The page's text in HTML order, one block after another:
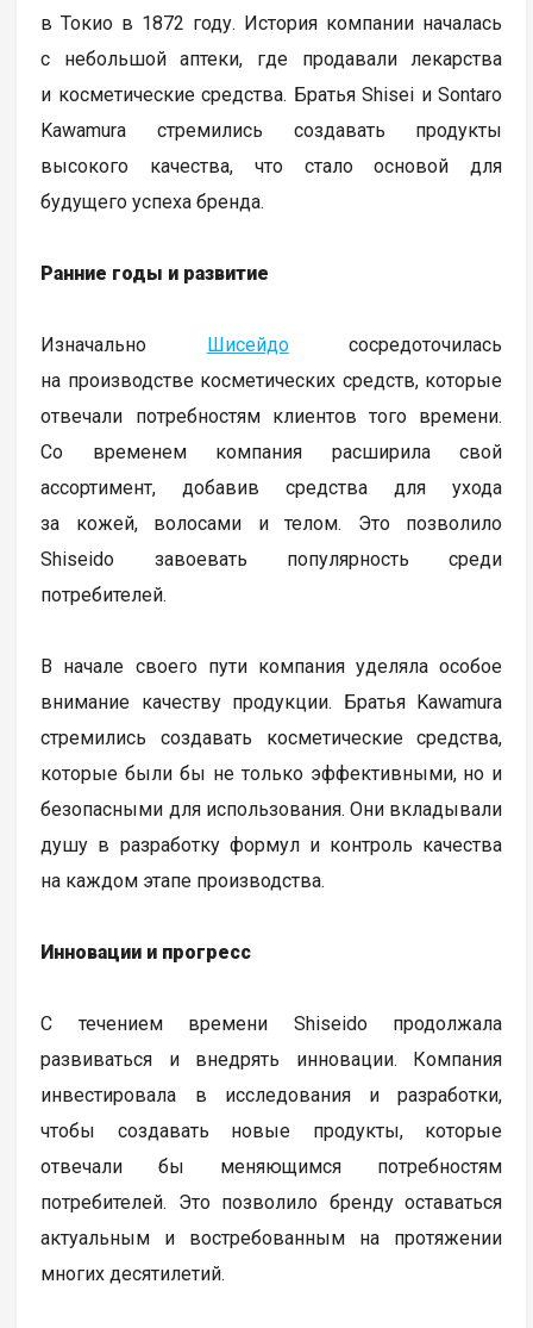
в Токио в 1872 году. История компании началась
с небольшой аптеки, где продавали лекарства
и косметические средства. Братья Shisei и Sontaro
Kawamura стремились создавать продукты
высокого качества, что стало основой для
будущего успеха бренда.
Ранние годы и развитие
Изначально Шисейдососредоточилась
на производстве косметических средств, которые
отвечали потребностям клиентов того времени.
Со временем компания расширила свой
ассортимент, добавив средства для ухода
за кожей, волосами и телом. Это позволило
Shiseido завоевать популярность среди
потребителей.
В начале своего пути компания уделяла особое
внимание качеству продукции. Братья Kawamura
стремились создавать косметические средства,
которые были бы не только эффективными, но и
безопасными для использования. Они вкладывали
душу в разработку формул и контроль качества
на каждом этапе производства.
Инновации и прогресс
С течением времени Shiseido продолжала
развиваться и внедрять инновации. Компания
инвестировала в исследования и разработки,
чтобы создавать новые продукты, которые
отвечали бы меняющимся потребностям
потребителей. Это позволило бренду оставаться
актуальным и востребованным на протяжении
многих десятилетий.